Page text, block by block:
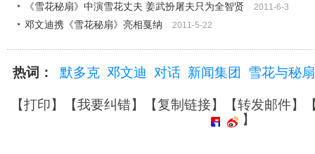
《雪花秘扇》中演雪花丈夫 姜武扮屠夫只为全智贤 2011-6-3
邓文迪携《雪花秘扇》亮相戛纳 2011-5-22
热词： 默多克 邓文迪 对话 新闻集团 雪花与秘扇
【打印】【我要纠错】【复制链接】【转发邮件】
】